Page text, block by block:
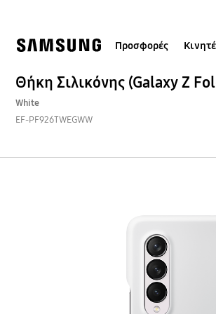
help
Προσφορές
Θήκη Σιλικόνης (Galaxy Z
White
EF-PF926TWEGWW